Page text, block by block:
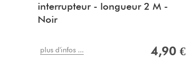
interrupteur - longueur 2 M -
Noir
plus d'infos ... 4,90 €